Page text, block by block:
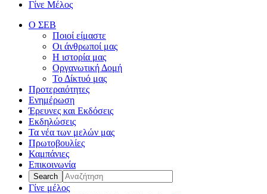
Γίνε Μέλος
Ο ΣΕΒ
Ποιοί είμαστε
Οι άνθρωποί μας
Η ιστορία μας
Οργανωτική Δομή
Το Δίκτυό μας
Προτεραιότητες
Ενημέρωση
Έρευνες και Εκδόσεις
Εκδηλώσεις
Τα νέα των μελών μας
Πρωτοβουλίες
Καμπάνιες
Επικοινωνία
Γίνε μέλος